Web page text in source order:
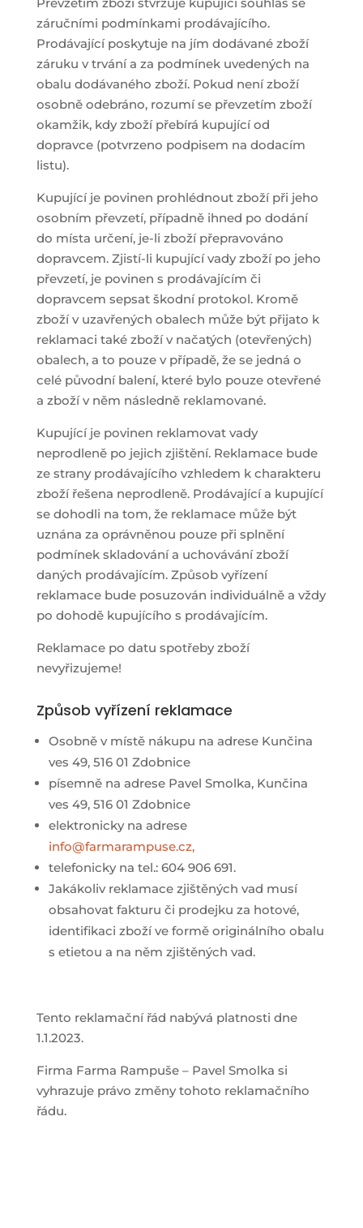
záručními podmínkami prodávajícího.
Prodávající poskytuje na jím dodávané zboží
záruku v trvání a za podmínek uvedených na
obalu dodávaného zboží. Pokud není zboží
osobně odebráno, rozumí se převzetím zboží
okamžik, kdy zboží přebírá kupující od
dopravce (potvrzeno podpisem na dodacím
listu).
Kupující je povinen prohlédnout zboží při jeho
osobním převzetí, případně ihned po dodání
do místa určení, je-li zboží přepravováno
dopravcem. Zjistí-li kupující vady zboží po jeho
převzetí, je povinen s prodávajícím či
dopravcem sepsat škodní protokol. Kromě
zboží v uzavřených obalech může být přijato k
reklamaci také zboží v načatých (otevřených)
obalech, a to pouze v případě, že se jedná o
celé původní balení, které bylo pouze otevřené
a zboží v něm následně reklamované.
Kupující je povinen reklamovat vady
neprodleně po jejich zjištění. Reklamace bude
ze strany prodávajícího vzhledem k charakteru
zboží řešena neprodleně. Prodávající a kupující
se dohodli na tom, že reklamace může být
uznána za oprávněnou pouze při splnění
podmínek skladování a uchovávání zboží
daných prodávajícím. Způsob vyřízení
reklamace bude posuzován individuálně a vždy
po dohodě kupujícího s prodávajícím.
Reklamace po datu spotřeby zboží
nevyřizujeme!
Způsob vyřízení reklamace
Osobně v místě nákupu na adrese Kunčina
ves 49, 516 01 Zdobnice
písemně na adrese Pavel Smolka, Kunčina
ves 49, 516 01 Zdobnice
elektronicky na adrese
info@farmarampuse.cz,
telefonicky na tel.: 604 906 691.
Jakákoliv reklamace zjištěných vad musí
obsahovat fakturu či prodejku za hotové,
identifikaci zboží ve formě originálního obalu
s etietou a na něm zjištěných vad.
Tento reklamační řád nabývá platnosti dne
1.1.2023.
Firma Farma Rampuše – Pavel Smolka si
vyhrazuje právo změny tohoto reklamačního
řádu.